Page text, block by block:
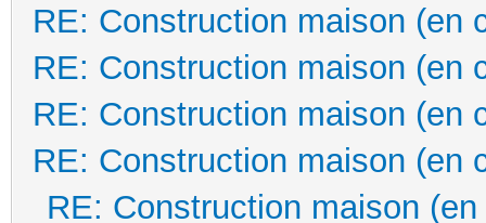
RE: Construction maison (en
RE: Construction maison (en
RE: Construction maison (en
RE: Construction maison (en
RE: Construction maison